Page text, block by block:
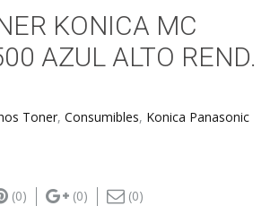
KONICA MC
AZUL ALTO REND.
Toner, Consumibles, Konica Panasonic
(0) (0) (0)